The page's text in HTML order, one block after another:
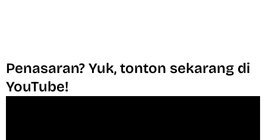
Penasaran? Yuk, tonton sekarang di
YouTube!